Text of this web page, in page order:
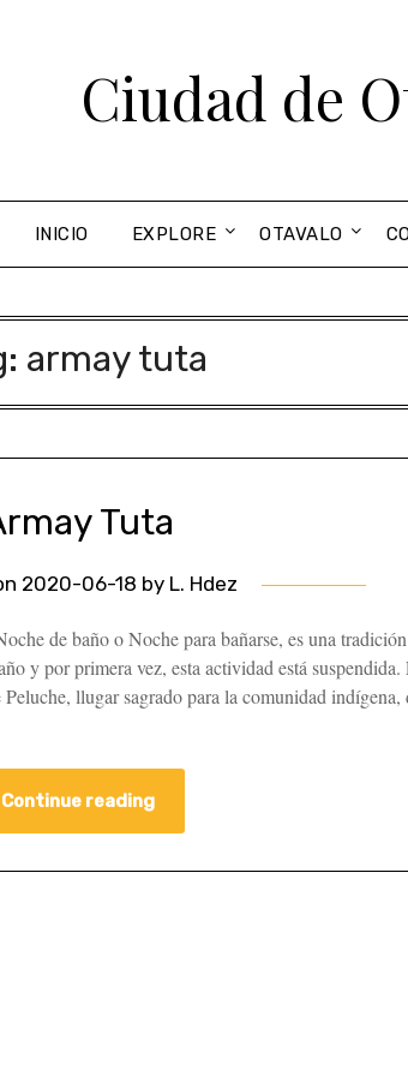
Ciudad de
INICIO EXPLORE OTAVALO
armay tuta
Tuta
2020-06-18 by L. Hdez
de baño o Noche para bañarse, es una
y por primera vez, esta actividad está
llugar sagrado para la comunidad indígena,
Continue reading